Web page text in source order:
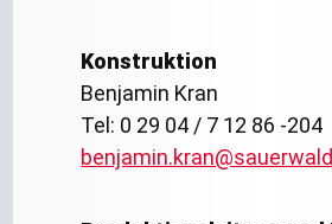
Konstruktion
Benjamin Kran
Tel: 0 29 04 / 7 12 86 -204